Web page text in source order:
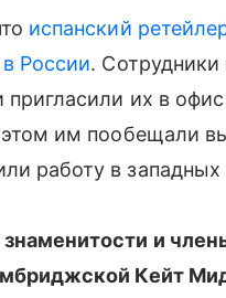
испанский
России. Сотрудники
пригласили их в
им пообещали
работу в западных
и
Кейт